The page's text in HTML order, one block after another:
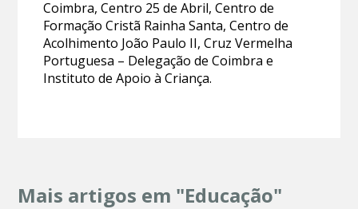
Coimbra, Centro 25 de Abril, Centro de
Formação Cristã Rainha Santa, Centro de
Acolhimento João Paulo II, Cruz Vermelha
Portuguesa – Delegação de Coimbra e
Instituto de Apoio à Criança.
Mais artigos em "Educação"